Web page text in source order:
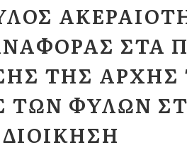
ΣΤΑ
ΤΗΣ ΑΡΧΉΣ
ΤΩΝ ΦΎΛΩΝ